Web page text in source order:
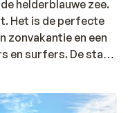
helderblauwe zee.
Het is de perfecte
zonvakantie en een
en surfers. De stad
het
sfeer